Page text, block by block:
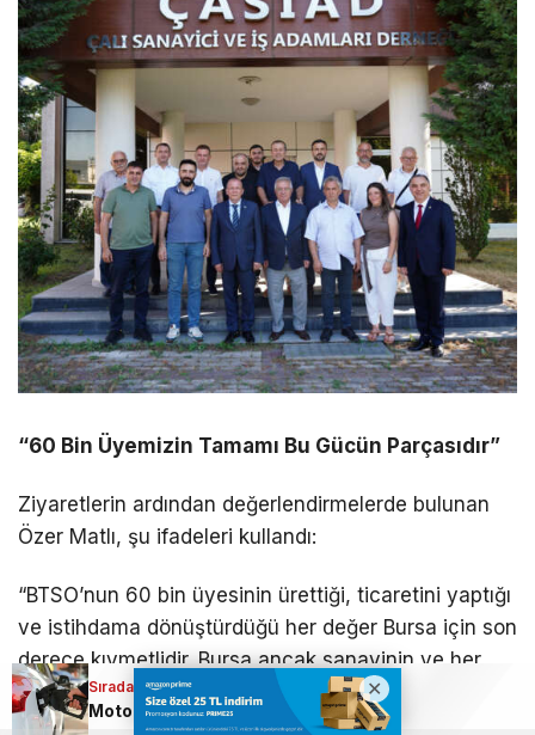
Sıradaki Haber
Özer Matlı: “BTSO’da üretimin ve ticaretin önünü birlikte Açacağız.”
“60 Bin Üyemizin Tamamı Bu Gücün Parçasıdır”
Ziyaretlerin ardından değerlendirmelerde bulunan
Özer Matlı, şu ifadeleri kullandı:
“BTSO’nun 60 bin üyesinin ürettiği, ticaretini yaptığı
ve istihdama dönüştürdüğü her değer Bursa için son
derece kıymetlidir. Bursa ancak sanayinin ve her
çeşit ticaretin önünü açtığı, üretimini daha yüksek
katma değerle buluşturduğu ölçüde güçlenebilir.
Sıradaki Haber
Motorine üst üste ikinci indirim geliyor!